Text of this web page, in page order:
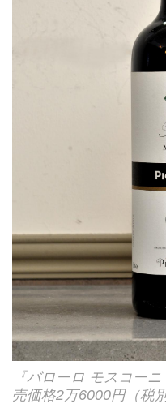
『バローロ モスコー
売価格2万6000円（税別